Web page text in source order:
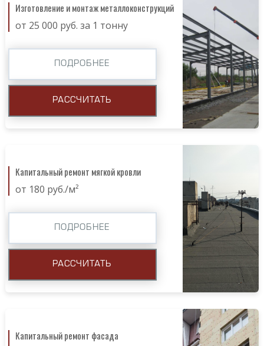
Изготовление и монтаж металлоконструкций
от 25 000 руб. за 1 тонну
ПОДРОБНЕЕ
РАССЧИТАТЬ
Капитальный ремонт мягкой кровли
от 180 руб./м²
ПОДРОБНЕЕ
РАССЧИТАТЬ
Капитальный ремонт фасада